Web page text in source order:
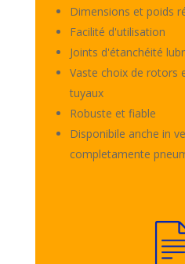
Dimensions et poids
Facilité d'utilisation
Joints d'étanchéité
Vaste choix de rotors
tuyaux
Robuste et fiable
Disponibile anche in
completamente